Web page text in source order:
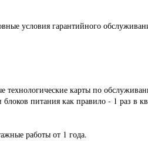
условия гарантийного
технологические карты по
питания как правило - 1 раз в
работы от 1 года.